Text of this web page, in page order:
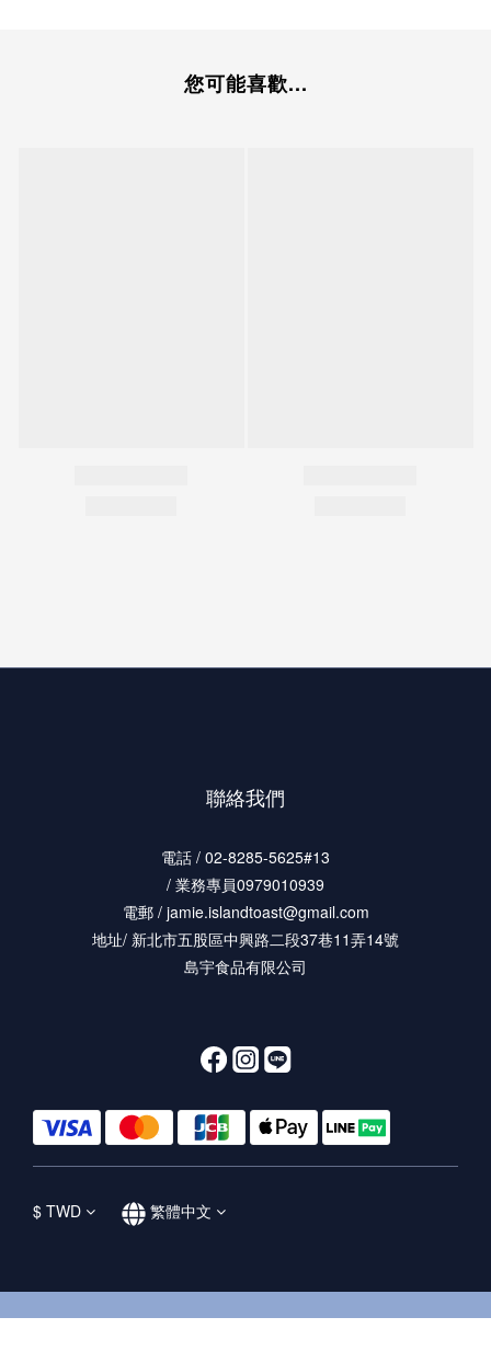
您可能喜歡...
聯絡我們
電話 / 02-8285-5625#13
/ 業務專員0979010939
電郵 / jamie.islandtoast@gmail.com
地址/ 新北市五股區中興路二段37巷11弄14號
島宇食品有限公司
$ TWD 繁體中文